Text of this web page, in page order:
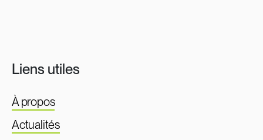
Liens utiles
À propos
Actualités